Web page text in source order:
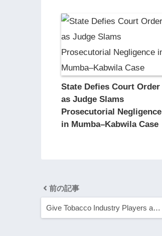
State Defies Court Order
as Judge Slams
Prosecutorial Negligence
in Mumba–Kabwila Case
前の記事
Give Tobacco Industry Players a…